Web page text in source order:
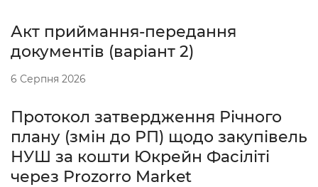
Акт приймання-передання
документів (варіант 2)
6 Серпня 2026
Протокол затвердження Річного
плану (змін до РП) щодо закупівель
НУШ за кошти Юкрейн Фасіліті
через Prozorro Market